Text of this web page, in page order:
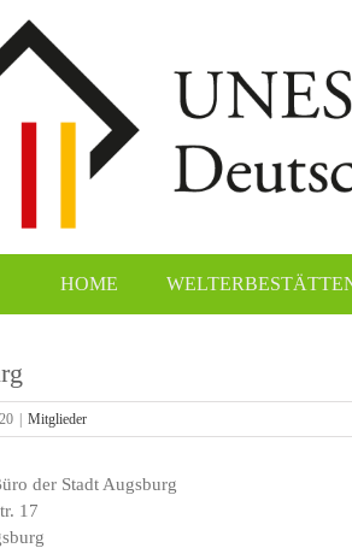
HOME
Mitglieder
der Stadt Augsburg
17